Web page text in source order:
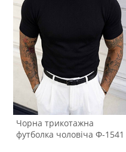
Чорна трикотажна
футболка чоловіча Ф-1541